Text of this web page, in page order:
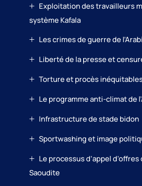
Exploitation des travailleurs
système Kafala
Les crimes de guerre de
Liberté de la presse et
Torture et procès
Le programme anti-climat de
Infrastructure de stade bidon
Sportwashing et image
Le processus d’appel d’offres
Saoudite